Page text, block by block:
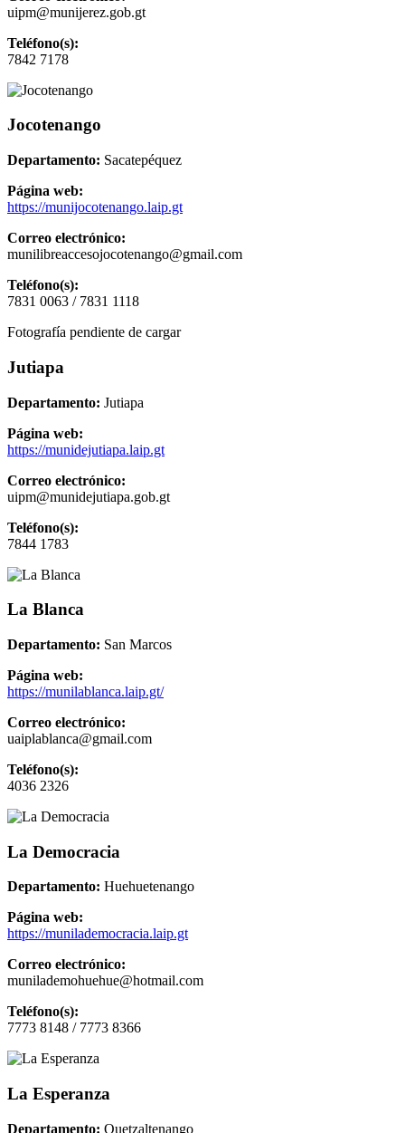
uipm@munijerez.gob.gt
Teléfono(s):
7842 7178
Jocotenango
Departamento: Sacatepéquez
Página web:
https://munijocotenango.laip.gt
Correo electrónico:
munilibreaccesojocotenango@gmail.com
Teléfono(s):
7831 0063 / 7831 1118
Fotografía pendiente de cargar
Jutiapa
Departamento: Jutiapa
Página web:
https://munidejutiapa.laip.gt
Correo electrónico:
uipm@munidejutiapa.gob.gt
Teléfono(s):
7844 1783
La Blanca
Departamento: San Marcos
Página web:
https://munilablanca.laip.gt/
Correo electrónico:
uaiplablanca@gmail.com
Teléfono(s):
4036 2326
La Democracia
Departamento: Huehuetenango
Página web:
https://munilademocracia.laip.gt
Correo electrónico:
munilademohuehue@hotmail.com
Teléfono(s):
7773 8148 / 7773 8366
La Esperanza
Departamento: Quetzaltenango